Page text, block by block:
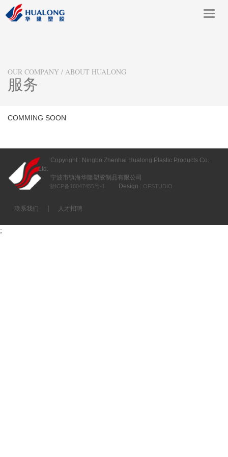
OUR COMPANY / ABOUT HUALONG
服务
COMMING SOON
Copyright : Ningbo Zhenhai Hualong Plastic Products Co.,
Ltd.
宁波市镇海华隆塑胶制品有限公司
浙ICP备18047455号-1 Design : OFSTUDIO
联系我们 | 人才招聘
;